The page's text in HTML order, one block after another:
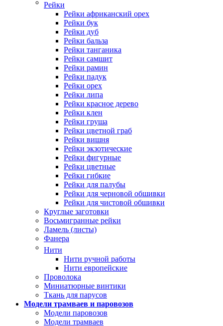
Рейки
Рейки африканский орех
Рейки бук
Рейки дуб
Рейки бальза
Рейки танганика
Рейки самшит
Рейки рамин
Рейки падук
Рейки орех
Рейки липа
Рейки красное дерево
Рейки клен
Рейки груша
Рейки цветной граб
Рейки вишня
Рейки экзотические
Рейки фигурные
Рейки цветные
Рейки гибкие
Рейки для палубы
Рейки для черновой обшивки
Рейки для чистовой обшивки
Круглые заготовки
Восьмигранные рейки
Ламель (листы)
Фанера
Нити
Нити ручной работы
Нити европейские
Проволока
Миниатюрные винтики
Ткань для парусов
Модели трамваев и паровозов
Модели паровозов
Модели трамваев